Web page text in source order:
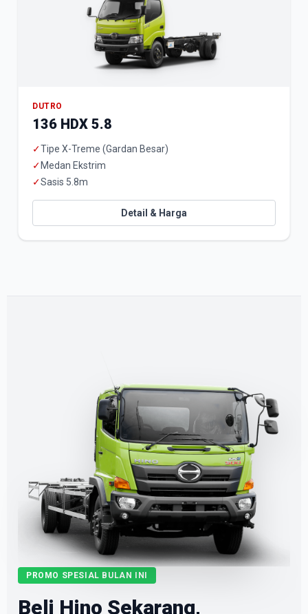
DUTRO
136 HDX 5.8
✓Tipe X-Treme (Gardan Besar)
✓ Medan Ekstrim
✓Sasis 5.8m
Detail & Harga
PROMO SPESIAL BULAN INI
Beli Hino Sekarang,